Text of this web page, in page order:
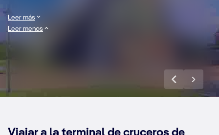
están llenas de tiendas independientes.
Leer más
Leer menos